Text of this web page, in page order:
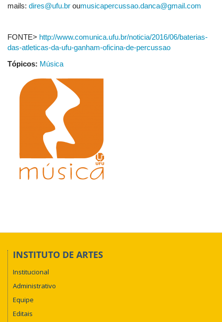
mails: dires@ufu.br oumusicapercussao.danca@gmail.com
FONTE> http://www.comunica.ufu.br/noticia/2016/06/baterias-
das-atleticas-da-ufu-ganham-oficina-de-percussao
Tópicos: Música
INSTITUTO DE ARTES
Institucional
Administrativo
Equipe
Editais